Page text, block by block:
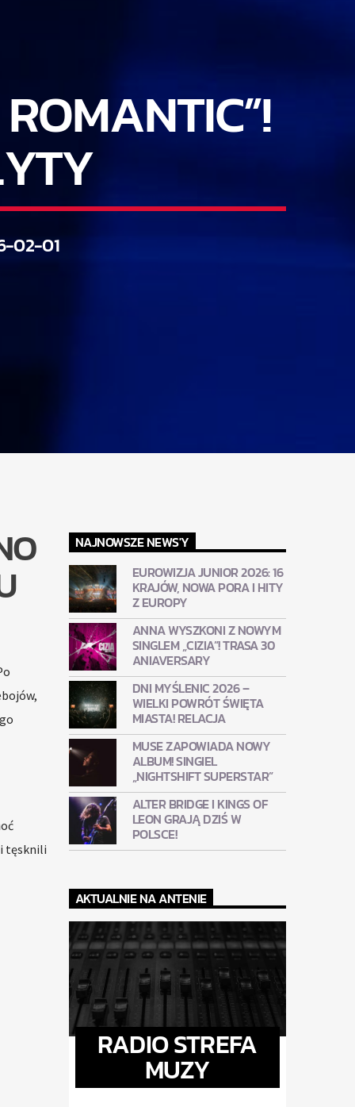
02-01
tęsknili
NAJNOWSZE NEWS'Y
EUROWIZJA JUNIOR 2026: 16
KRAJÓW, NOWA PORA I HITY
Z EUROPY
ANNA WYSZKONI Z NOWYM
SINGLEM „CIZIA”! TRASA 30
ANIAVERSARY
DNI MYŚLENIC 2026 –
WIELKI POWRÓT ŚWIĘTA
MIASTA! RELACJA
MUSE ZAPOWIADA NOWY
ALBUM! SINGIEL
„NIGHTSHIFT SUPERSTAR”
ALTER BRIDGE I KINGS OF
LEON GRAJĄ DZIŚ W
POLSCE!
AKTUALNIE NA ANTENIE
RADIO STREFA
MUZY